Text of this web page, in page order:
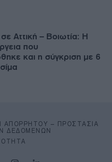
Αττική – Βοιωτία: Η
που
και η σύγκριση με 6
ΑΠΟΡΡΉΤΟΥ – ΠΡΟΣΤΑΣΊΑ
ΔΕΔΟΜΈΝΩΝ